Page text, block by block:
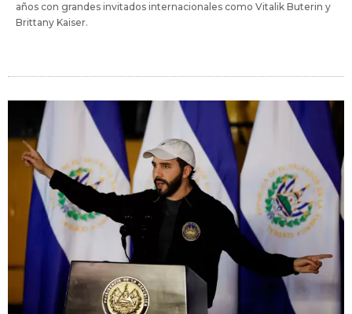
años con grandes invitados internacionales como Vitalik Buterin y
Brittany Kaiser.